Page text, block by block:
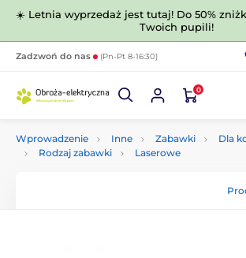
☀️ Letnia wyprzedaż jest tutaj! Do 50%
Twoich pupili!
Zadzwoń do nas (Pn-Pt 8-16:30)
0
Wprowadzenie Inne Zabawki
Dla
Rodzaj zabawki
Laserowe